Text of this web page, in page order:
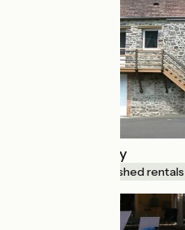
Le Moulin du Vey
Lodgings and furnished rentals